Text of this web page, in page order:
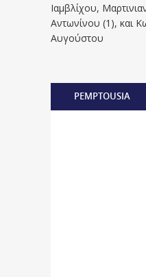
Iαμβλίχου,
Aντωνίνου (1), και
Αυγούστου
PEMPTOUSIA